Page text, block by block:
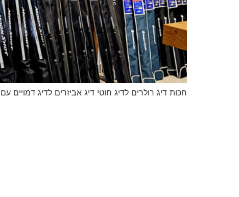
חכות דיג רולרים לדיג חוטי דיג אביזרים לדיג דמויים